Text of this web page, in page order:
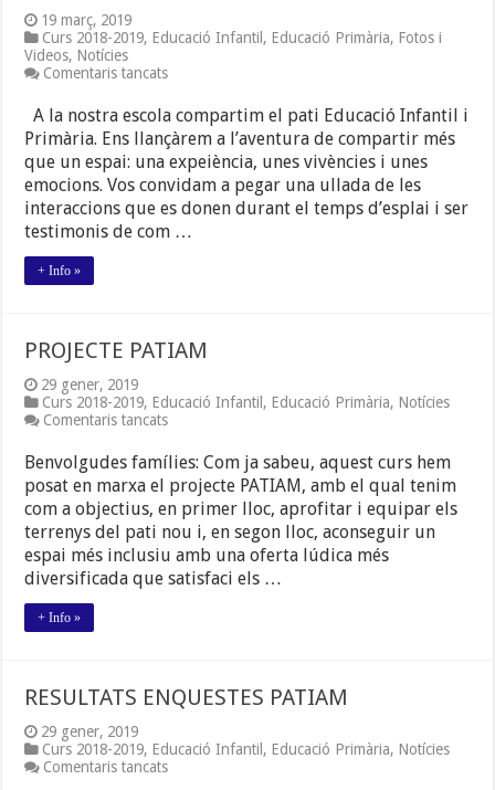
19 març, 2019
Curs 2018-2019, Educació Infantil , Educació Primària, Fotos i
Videos, Notícies
Comentaris tancatsa
EL
PATI
COMPARTIT
A la nostra escola compartim el pati Educació Infantil i
Primària. Ens llançàrem a l’aventura de compartir més
que un espai: una expeiència, unes vivències i unes
emocions. Vos convidam a pegar una ullada de les
interaccions que es donen durant el temps d’esplai i ser
testimonis de com …
+ Info »
PROJECTE PATIAM
29 gener, 2019
Curs 2018-2019, Educació Infantil , Educació Primària, Notícies
Comentaris tancatsa
PATIAM
Benvolgudes famílies: Com ja sabeu, aquest curs hem
posat en marxa el projecte PATIAM, amb el qual tenim
com a objectius, en primer lloc, aprofitar i equipar els
terrenys del pati nou i, en segon lloc, aconseguir un
espai més inclusiu amb una oferta lúdica més
diversificada que satisfaci els …
+ Info »
RESULTATS ENQUESTES PATIAM
29 gener, 2019
Curs 2018-2019, Educació Infantil , Educació Primària, Notícies
Comentaris tancatsa